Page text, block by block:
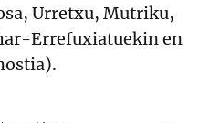
Urretxu, Mutriku,
Errefuxiatuekin en